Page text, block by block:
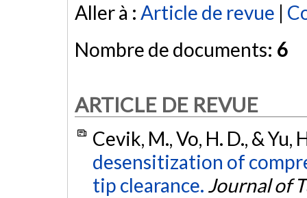
Aller à : Article de revue |
Nombre de documents: 6
ARTICLE DE REVUE
Cevik, M., Vo, H. D., & Yu,
desensitization of
tip clearance. Journal of